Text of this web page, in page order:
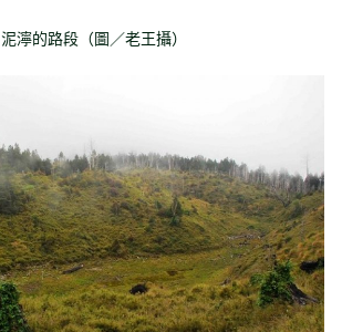
泥濘的路段（圖／老王攝）